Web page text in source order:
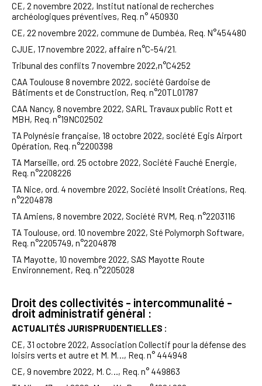
CE, 2 novembre 2022, Institut national de recherches
archéologiques préventives, Req. n° 450930
CE, 22 novembre 2022, commune de Dumbéa, Req. N°454480
CJUE, 17 novembre 2022, affaire n°C-54/21.
Tribunal des conflits 7 novembre 2022,n°C4252
CAA Toulouse 8 novembre 2022, société Gardoise de
Bâtiments et de Construction, Req. n°20TL01787
CAA Nancy, 8 novembre 2022, SARL Travaux public Rott et
MBH, Req. n°19NC02502
TA Polynésie française, 18 octobre 2022, société Egis Airport
Opération, Req. n°2200398
TA Marseille, ord. 25 octobre 2022, Société Fauché Energie,
Req. n°2208226
TA Nice, ord. 4 novembre 2022, Société Insolit Créations, Req.
n°2204878
TA Amiens, 8 novembre 2022, Société RVM, Req. n°2203116
TA Toulouse, ord. 10 novembre 2022, Sté Polymorph Software,
Req. n°2205749, n°2204878
TA Mayotte, 10 novembre 2022, SAS Mayotte Route
Environnement, Req. n°2205028
Droit des collectivités - intercommunalité -
droit administratif général :
ACTUALITÉS JURISPRUDENTIELLES :
CE, 31 octobre 2022, Association Collectif pour la défense des
loisirs verts et autre et M. M…, Req. n° 444948
CE, 9 novembre 2022, M. C…, Req. n° 449863